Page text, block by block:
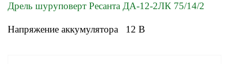
Дрель шуруповерт Ресанта ДА-12-2ЛК 75/14/2
Напряжение аккумулятора 12 В